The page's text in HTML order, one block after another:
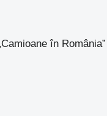
în România”